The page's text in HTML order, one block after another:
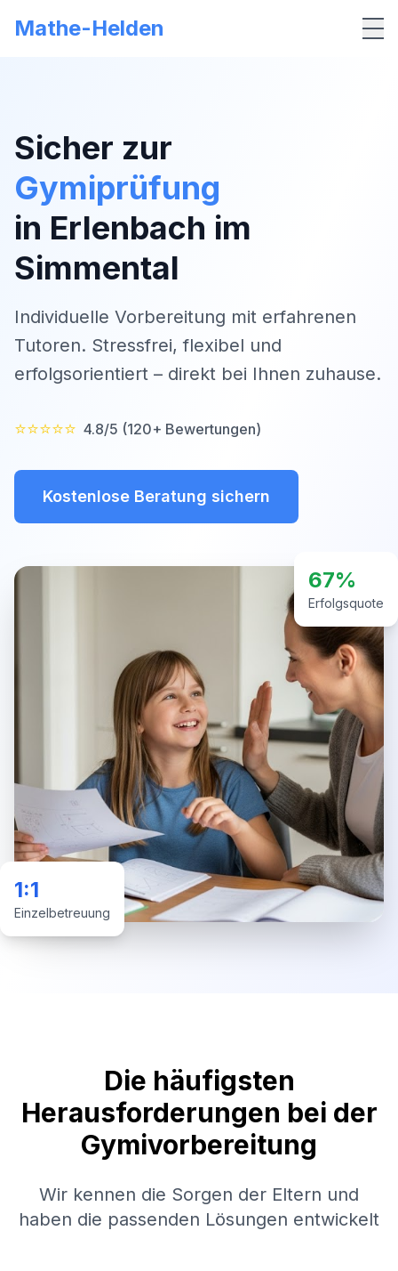
Mathe-Helden
Sicher zur
Gymiprüfung
in Erlenbach im
Simmental
Individuelle Vorbereitung mit erfahrenen
Tutoren. Stressfrei, flexibel und
erfolgsorientiert – direkt bei Ihnen zuhause.
⭐⭐⭐⭐⭐ 4.8/5 (120+ Bewertungen)
Kostenlose Beratung sichern
67%
Erfolgsquote
1:1
Einzelbetreuung
Die häufigsten
Herausforderungen bei der
Gymivorbereitung
Wir kennen die Sorgen der Eltern und
haben die passenden Lösungen entwickelt